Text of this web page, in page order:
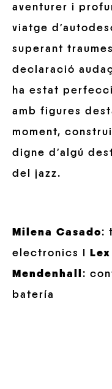
aventurer i
viatge
superant
declaració
ha estat
amb figures
moment,
digne d’algú
del jazz.
Milena Casado:
electronics I
Mendenhall :
batería